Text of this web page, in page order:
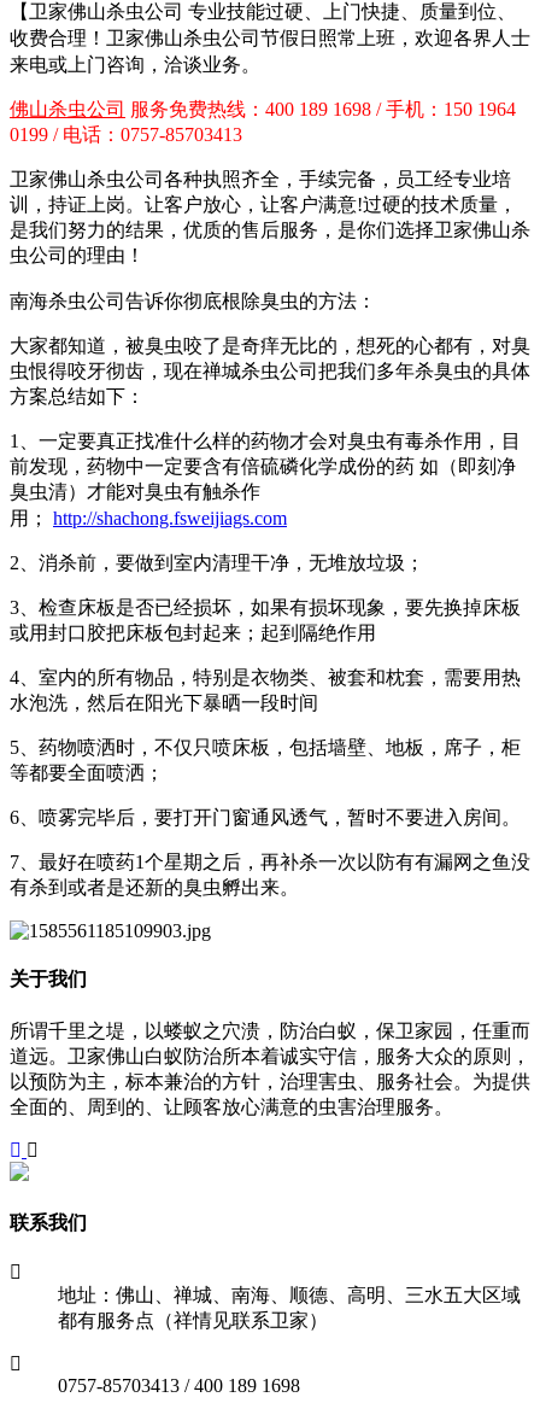
【卫家佛山杀虫公司 专业技能过硬、上门快捷、质量到位、
收费合理！卫家佛山杀虫公司节假日照常上班，欢迎各界人士
来电或上门咨询，洽谈业务。
佛山杀虫公司 服务免费热线：400 189 1698 / 手机：150 1964
0199 / 电话：0757-85703413
卫家佛山杀虫公司各种执照齐全，手续完备，员工经专业培
训，持证上岗。让客户放心，让客户满意!过硬的技术质量，
是我们努力的结果，优质的售后服务，是你们选择卫家佛山杀
虫公司的理由！
南海杀虫公司告诉你彻底根除臭虫的方法：
大家都知道，被臭虫咬了是奇痒无比的，想死的心都有，对臭
虫恨得咬牙彻齿，现在禅城杀虫公司把我们多年杀臭虫的具体
方案总结如下：
1、一定要真正找准什么样的药物才会对臭虫有毒杀作用，目
前发现，药物中一定要含有倍硫磷化学成份的药 如（即刻净
臭虫清）才能对臭虫有触杀作
用； http://shachong.fsweijiags.com
2、消杀前，要做到室内清理干净，无堆放垃圾；
3、检查床板是否已经损坏，如果有损坏现象，要先换掉床板
或用封口胶把床板包封起来；起到隔绝作用
4、室内的所有物品，特别是衣物类、被套和枕套，需要用热
水泡洗，然后在阳光下暴晒一段时间
5、药物喷洒时，不仅只喷床板，包括墙壁、地板，席子，柜
等都要全面喷洒；
6、喷雾完毕后，要打开门窗通风透气，暂时不要进入房间。
7、最好在喷药1个星期之后，再补杀一次以防有有漏网之鱼没
有杀到或者是还新的臭虫孵出来。
关于我们
所谓千里之堤，以蝼蚁之穴溃，防治白蚁，保卫家园，任重而
道远。卫家佛山白蚁防治所本着诚实守信，服务大众的原则，
以预防为主，标本兼治的方针，治理害虫、服务社会。为提供
全面的、周到的、让顾客放心满意的虫害治理服务。
联系我们
地址：佛山、禅城、南海、顺德、高明、三水五大区域
都有服务点（祥情见联系卫家）
0757-85703413 / 400 189 1698